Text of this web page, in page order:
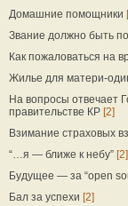
Домашние помощники
Звание должно быть
Как пожаловаться на
Жилье для матери-
На вопросы отвечает
правительстве КР [2]
Взимание страховых
“…я — ближе к небу” [2]
Будущее — за “open
Бал за успехи [2]